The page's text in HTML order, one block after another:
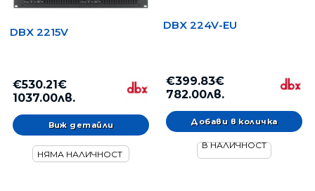
DBX 2215V
€530.21€
1037.00лв.
Виж детайли
НЯМА НАЛИЧНОСТ
DBX 224V-EU
€399.83€
782.00лв.
В НАЛИЧНОСТ